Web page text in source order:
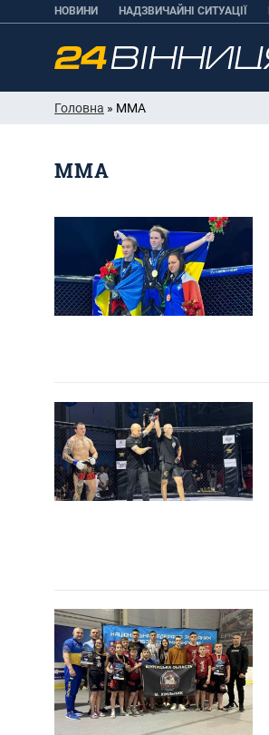
НОВИНИ НАДЗВИЧАЙНІ СИТУАЦІЇ
Головна » ММА
ММА